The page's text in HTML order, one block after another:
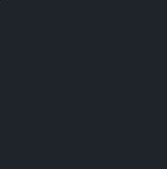
по работе с